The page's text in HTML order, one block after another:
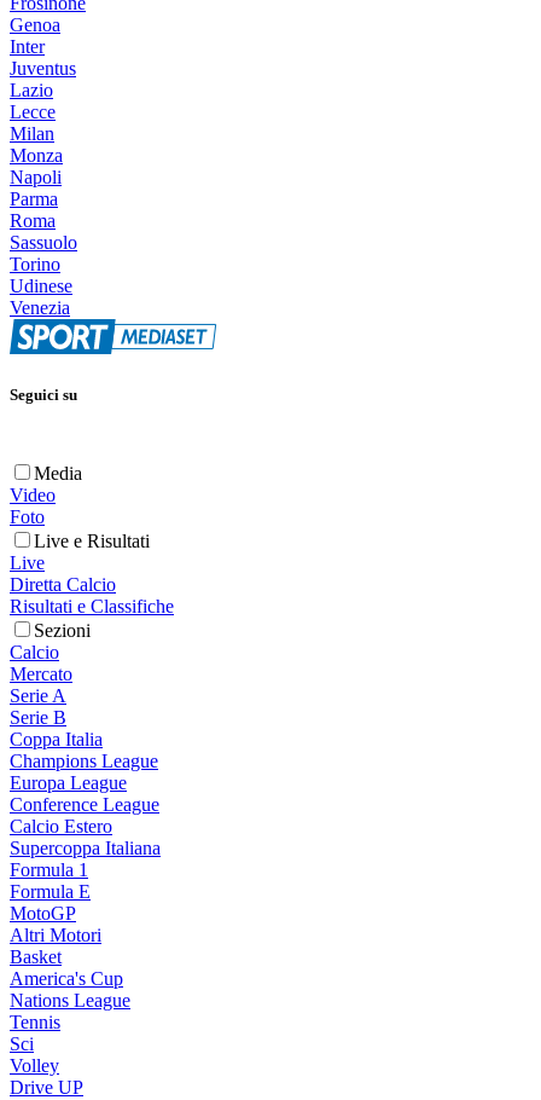
Genoa
Inter
Juventus
Lazio
Lecce
Milan
Monza
Napoli
Parma
Roma
Sassuolo
Torino
Udinese
Venezia
Seguici su
Media
Video
Foto
Live e Risultati
Live
Diretta Calcio
Risultati e Classifiche
Sezioni
Calcio
Mercato
Serie A
Serie B
Coppa Italia
Champions League
Europa League
Conference League
Calcio Estero
Supercoppa Italiana
Formula 1
Formula E
MotoGP
Altri Motori
Basket
America's Cup
Nations League
Tennis
Sci
Volley
Drive UP